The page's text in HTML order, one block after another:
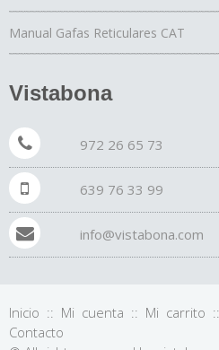
Manual Gafas Reticulares CAT
Vistabona
972 26 65 73
639 76 33 99
info@vistabona.com
Inicio :: Mi cuenta :: Mi carrito
Contacto